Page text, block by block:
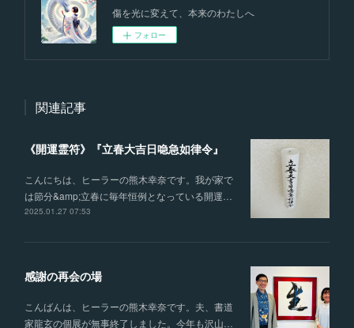
傷を光に変えて、本来のわたしへ
フォロー
関連記事
《開運霊符》『立春大吉日喼急如律令』
こんにちは、ヒーラーの熊木幸奈です。我が家で
は節分&amp;立春に毎年恒例となっている開運…
2025.01.27 07:53
感謝の再会の場
こんばんは、ヒーラーの熊木幸奈です。夫、書道
家龍玄の個展が無事終了しました。今年も沢山…